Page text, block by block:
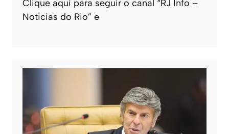
Clique aqui para seguir o canal “RJ Info –
Noticias do Rio” e